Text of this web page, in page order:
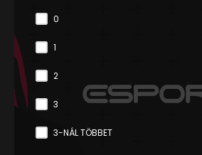
0
1
2
3
3-NÁL TÖBBET